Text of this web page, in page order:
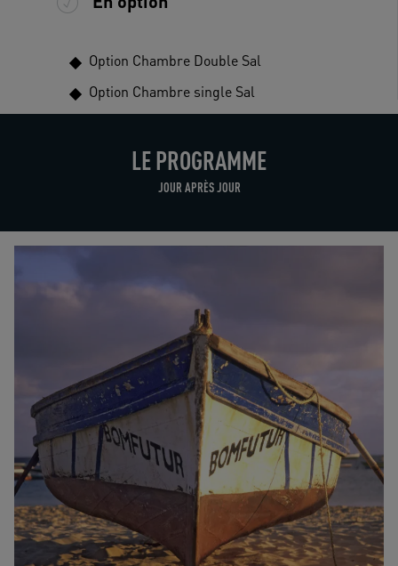
Option Chambre Double Sal
Option Chambre single Sal
LE PROGRAMME
JOUR APRÈS JOUR